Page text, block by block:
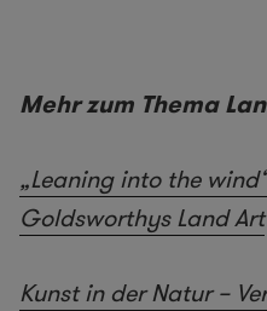
Mehr zum Thema
„Leaning into the
Goldsworthys Land Art
Kunst in der Natur –